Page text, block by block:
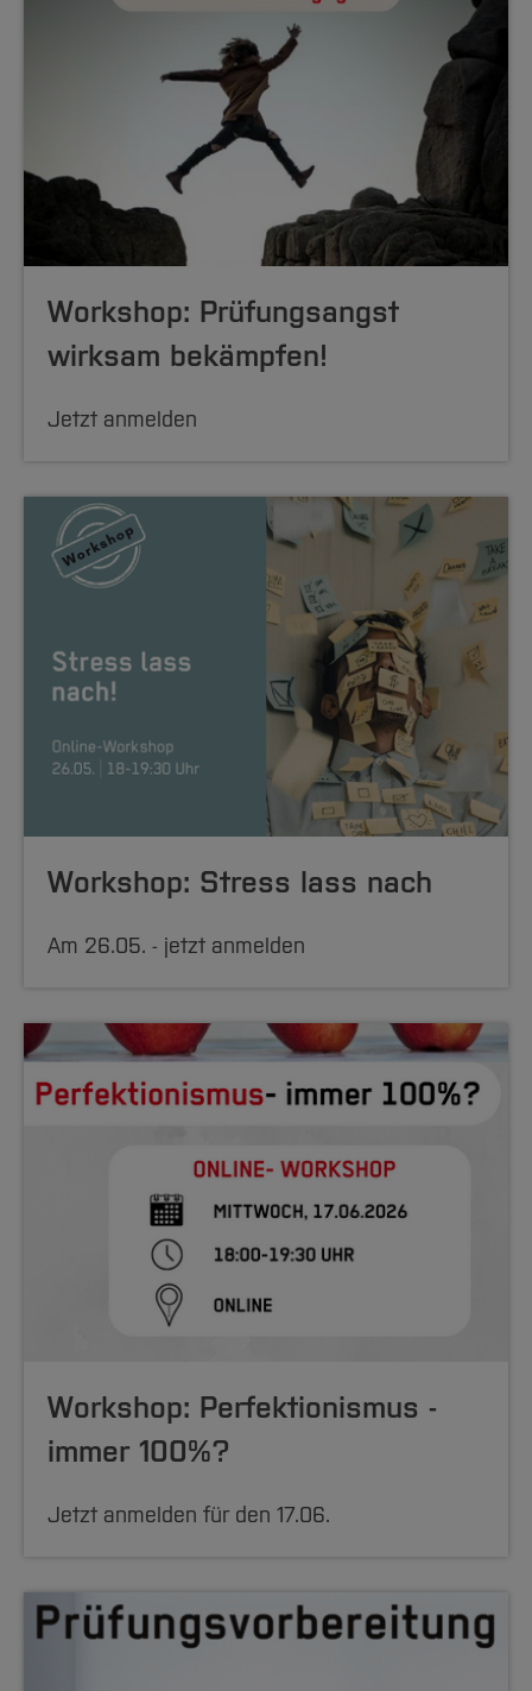
Workshop: Prüfungsangst
wirksam bekämpfen!
Jetzt anmelden
Workshop: Stress lass nach
Am 26.05. - jetzt anmelden
Workshop: Perfektionismus -
immer 100%?
Jetzt anmelden für den 17.06.